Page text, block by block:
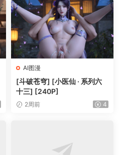
AI图漫
[斗破苍穹] [小医仙 · 系列六
十三] [240P]
2周前 4